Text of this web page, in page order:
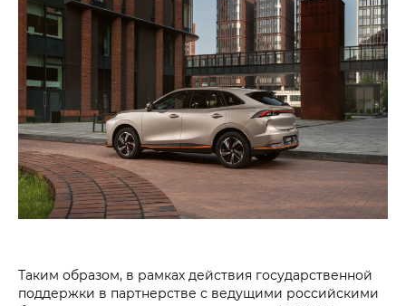
Таким образом, в рамках действия государственной
поддержки в партнерстве с ведущими российскими